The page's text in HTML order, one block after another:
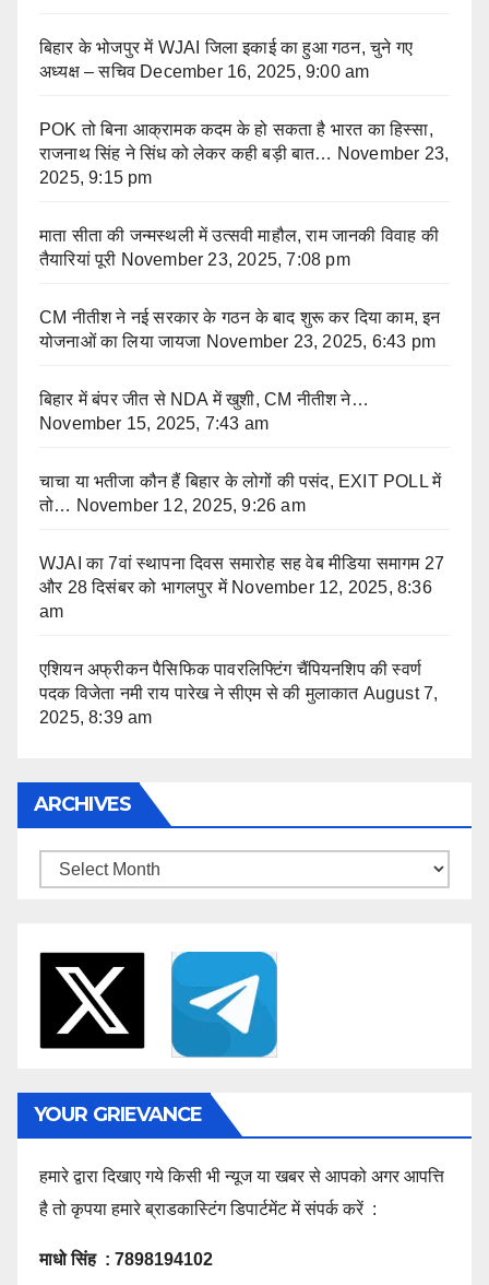
बिहार के भोजपुर में WJAI जिला इकाई का हुआ गठन, चुने गए
अध्यक्ष – सचिव December 16, 2025, 9:00 am
POK तो बिना आक्रामक कदम के हो सकता है भारत का हिस्सा,
राजनाथ सिंह ने सिंध को लेकर कही बड़ी बात… November 23,
2025, 9:15 pm
माता सीता की जन्मस्थली में उत्सवी माहौल, राम जानकी विवाह की
तैयारियां पूरी November 23, 2025, 7:08 pm
CM नीतीश ने नई सरकार के गठन के बाद शुरू कर दिया काम, इन
योजनाओं का लिया जायजा November 23, 2025, 6:43 pm
बिहार में बंपर जीत से NDA में खुशी, CM नीतीश ने…
November 15, 2025, 7:43 am
चाचा या भतीजा कौन हैं बिहार के लोगों की पसंद, EXIT POLL में
तो… November 12, 2025, 9:26 am
WJAI का 7वां स्थापना दिवस समारोह सह वेब मीडिया समागम 27
और 28 दिसंबर को भागलपुर में November 12, 2025, 8:36
am
एशियन अफ्रीकन पैसिफिक पावरलिफ्टिंग चैंपियनशिप की स्वर्ण
पदक विजेता नमी राय पारेख ने सीएम से की मुलाकात August 7,
2025, 8:39 am
ARCHIVES
Archives
YOUR GRIEVANCE
हमारे द्वारा दिखाए गये किसी भी न्यूज या खबर से आपको अगर आपत्ति
है तो कृपया हमारे ब्राडकास्टिंग डिपार्टमेंट में संपर्क करें :
माधो सिंह : 7898194102